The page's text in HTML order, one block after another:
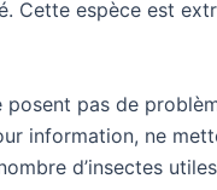
Cette espèce est
pas de
information, ne
d’insectes